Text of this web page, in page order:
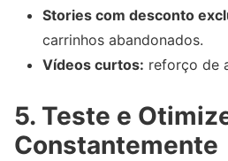
Stories com desconto
carrinhos abandonados.
Vídeos curtos: reforço de
5. Teste e
Constantemente